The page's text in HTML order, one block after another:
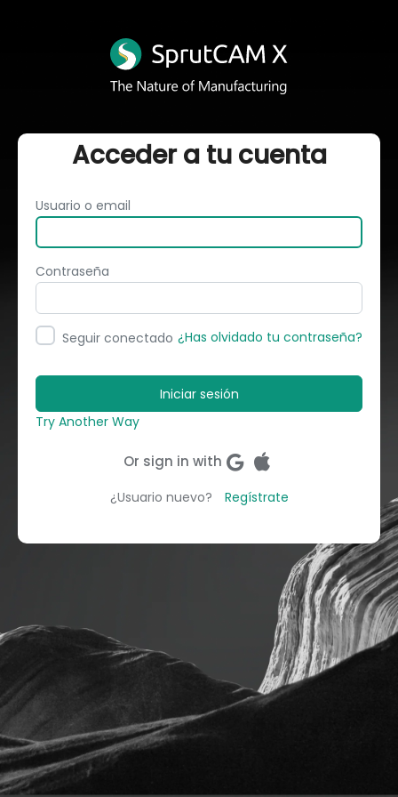
Acceder a tu cuenta
Usuario o email
Contraseña
Seguir conectado ¿Has olvidado tu contraseña?
Try Another Way
Or sign in with
¿Usuario nuevo? Regístrate